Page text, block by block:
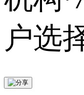
户选